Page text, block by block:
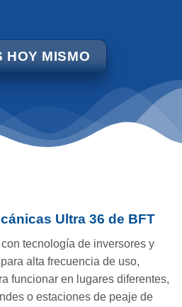
HOY MISMO
Ultra 36 de BFT
tecnología de inversores y
alta frecuencia de uso,
funcionar en lugares diferentes,
o estaciones de peaje de